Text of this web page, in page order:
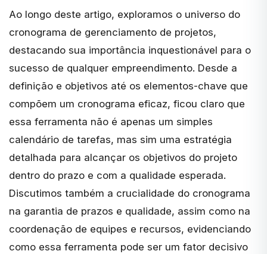
Ao longo deste artigo, exploramos o universo do
cronograma de gerenciamento de projetos,
destacando sua importância inquestionável para o
sucesso de qualquer empreendimento. Desde a
definição e objetivos até os elementos-chave que
compõem um cronograma eficaz, ficou claro que
essa ferramenta não é apenas um simples
calendário de tarefas, mas sim uma estratégia
detalhada para alcançar os objetivos do projeto
dentro do prazo e com a qualidade esperada.
Discutimos também a crucialidade do cronograma
na garantia de prazos e qualidade, assim como na
coordenação de equipes e recursos, evidenciando
como essa ferramenta pode ser um fator decisivo